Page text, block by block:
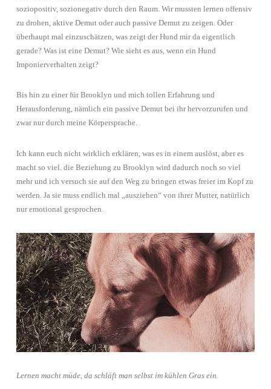
soziopositiv, sozionegativ durch den Raum. Wir mussten lernen offensiv
zu drohen, aktive Demut oder auch passive Demut zu zeigen. Oder
überhaupt mal einzuschätzen, was zeigt der Hund mir da eigentlich
gerade? Was ist eine Demut? Wie sieht es aus, wenn ein Hund
Imponierverhalten zeigt?
Bis hin zu einer für Brooklyn und mich tollen Erfahrung und
Herausforderung, nämlich ein passive Demut bei ihr hervorzurufen und
zwar nur durch meine Körpersprache.
Ich kann euch nicht wirklich erklären, was es in einem auslöst, aber es
macht so viel. die Beziehung zu Brooklyn wird dadurch noch so viel
mehr und ich versuch sie auf den Weg zu bringen etwas freier im Kopf zu
werden. Ja sie muss endlich mal „ausziehen“ von ihrer Mutter, natürlich
nur emotional gesprochen.
Lernen macht müde, da schläft man selbst im kühlen Gras ein.